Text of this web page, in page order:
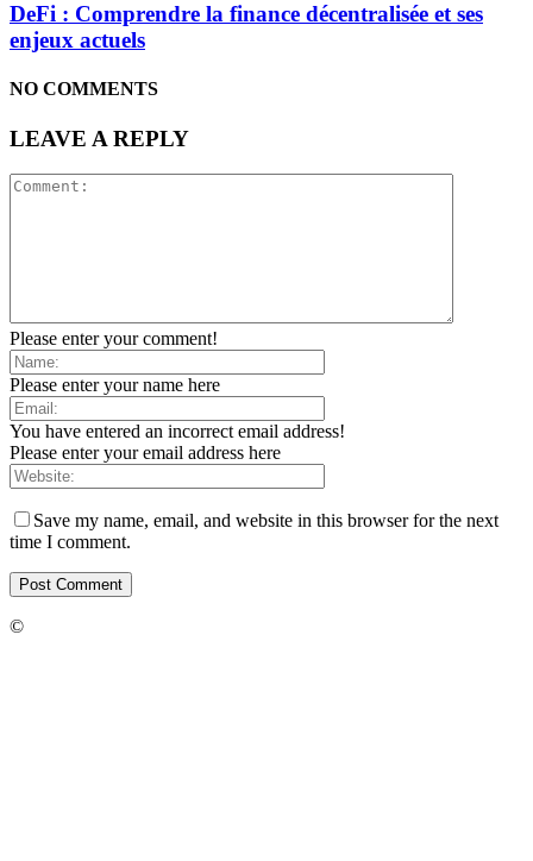
DeFi : Comprendre la finance décentralisée et ses
enjeux actuels
NO COMMENTS
LEAVE A REPLY
Please enter your comment!
Please enter your name here
You have entered an incorrect email address!
Please enter your email address here
Save my name, email, and website in this browser for the next
time I comment.
©